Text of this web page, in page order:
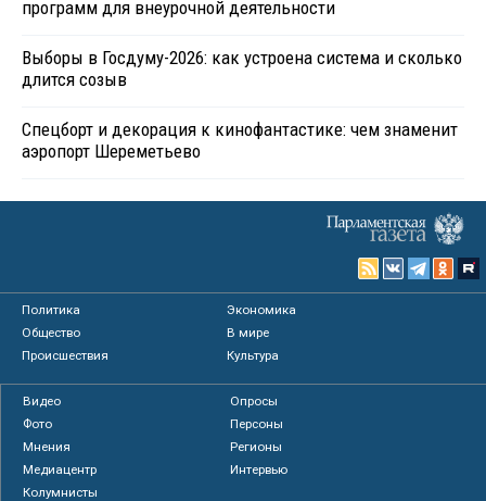
программ для внеурочной деятельности
Выборы в Госдуму-2026: как устроена система и сколько
длится созыв
Спецборт и декорация к кинофантастике: чем знаменит
аэропорт Шереметьево
Политика
Экономика
Общество
В мире
Происшествия
Культура
Видео
Опросы
Фото
Персоны
Мнения
Регионы
Медиацентр
Интервью
Колумнисты